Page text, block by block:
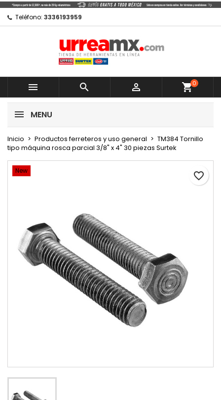
Teléfono: 3336193959
   shopping_cart0
MENU
Inicio Productos ferreteros y uso general
TM384 Tornillo
tipo máquina rosca parcial 3/8" x 4" 30 piezas Surtek
favorite_border
New
Mi lista de regalos
Crear nueva lista
Crear lista de deseos
Nombre de la lista de deseos
Cancelar
Iniciar sesión
Debe iniciar sesión para guardar productos en su
lista de deseos.
Cancelar
Iniciar sesión